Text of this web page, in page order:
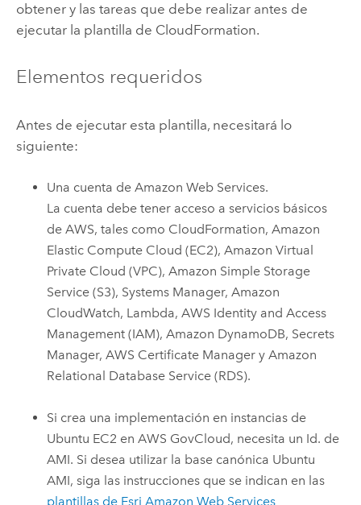
obtener y las tareas que debe realizar antes de
ejecutar la plantilla de CloudFormation.
Elementos requeridos
Antes de ejecutar esta plantilla, necesitará lo
siguiente:
Una cuenta deAmazon Web Services.
La cuenta debe tener acceso a servicios básicos
deAWS, tales como CloudFormation,Amazon
Elastic Compute Cloud (EC2),Amazon Virtual
Private Cloud (VPC),Amazon Simple Storage
Service (S3), Systems Manager,Amazon
CloudWatch, Lambda,AWS Identity and Access
Management (IAM),Amazon DynamoDB, Secrets
Manager,AWS Certificate Manager yAmazon
Relational Database Service (RDS).
Si crea una implementación en instancias de
Ubuntu EC2 enAWS GovCloud, necesita un Id. de
AMI. Si desea utilizar la base canónica Ubuntu
AMI, siga las instrucciones que se indican en las
plantillas de Esri Amazon Web Services